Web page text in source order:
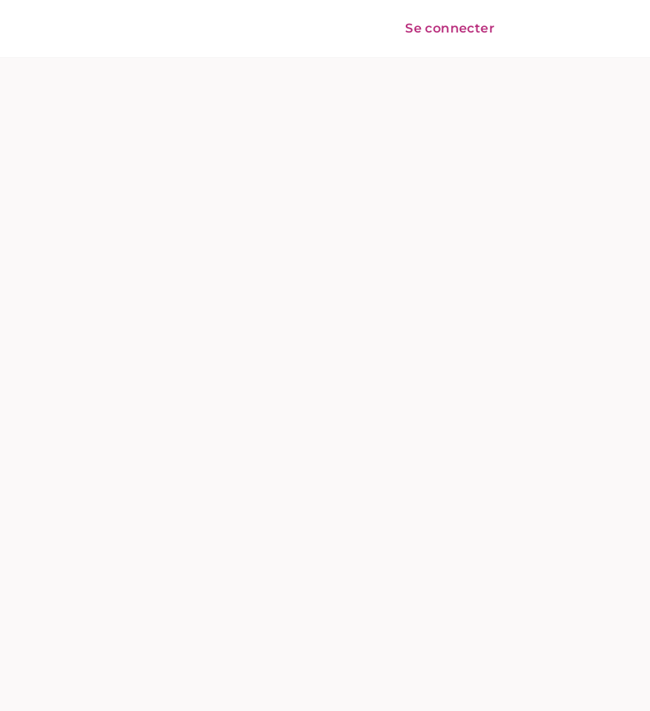
Se connecter